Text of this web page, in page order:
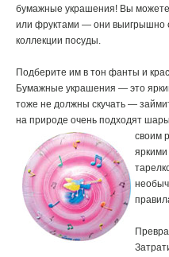
бумажные украшения! Вы
или фруктами — они выигрышно
коллекции посуды.
Подберите им в тон фанты и
Бумажные украшения — это
тоже не должны скучать —
на природе очень подходят
своим